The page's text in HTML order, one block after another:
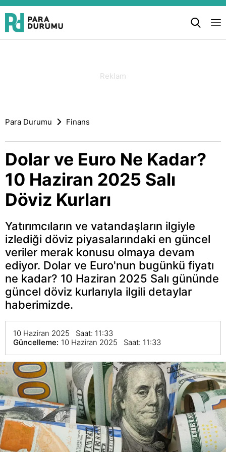
Para Durumu Finans
Dolar ve Euro Ne Kadar?
10 Haziran 2025 Salı
Döviz Kurları
Yatırımcıların ve vatandaşların ilgiyle
izlediği döviz piyasalarındaki en güncel
veriler merak konusu olmaya devam
ediyor. Dolar ve Euro'nun bugünkü fiyatı
ne kadar? 10 Haziran 2025 Salı gününde
güncel döviz kurlarıyla ilgili detaylar
haberimizde.
10 Haziran 2025 Saat: 11:33
Güncelleme: 10 Haziran 2025 Saat: 11:33